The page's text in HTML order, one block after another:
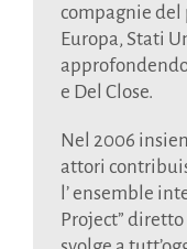
compagnie
Europa, Stati
e Del Close.
Nel 2006
attori
l’ ensemble
Project”